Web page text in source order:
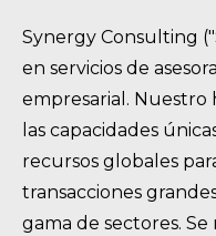
Synergy Consulting
en servicios de
empresarial. Nuestro
las capacidades
recursos globales
transacciones
gama de sectores.